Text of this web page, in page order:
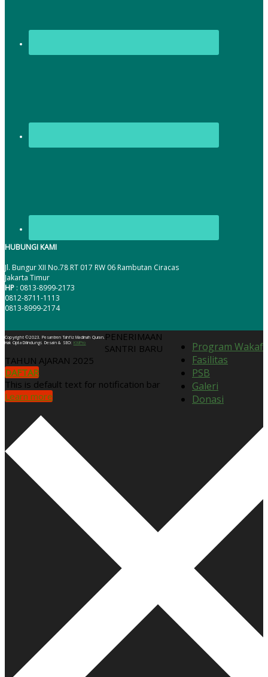
HUBUNGI KAMI
Jl. Bungur XII No.78 RT 017 RW 06 Rambutan Ciracas
Jakarta Timur
HP : 0813-8999-2173
0812-8711-1113
0813-8999-2174
Program Wakaf
Fasilitas
PSB
Galeri
Donasi
Copyright ©2023. Pesantren Tahfiz Madinah Quran.
Hak Cipta Dilindungi. Desain & SEO: KWPro
PENERIMAAN
SANTRI BARU
TAHUN AJARAN 2025
DAFTAR
This is default text for notification bar
Learn more